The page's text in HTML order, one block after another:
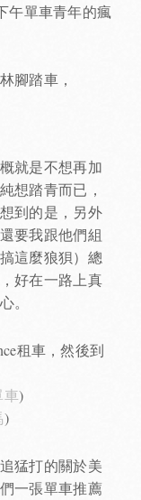
午單車青年的瘋
腳踏車，
就是不想再加
想踏青而已，
到的是，另外
要我跟他們組
這麼狼狽）總
好在一路上真
。
租車，然後到
車)
)
猛打的關於美
一張單車推薦